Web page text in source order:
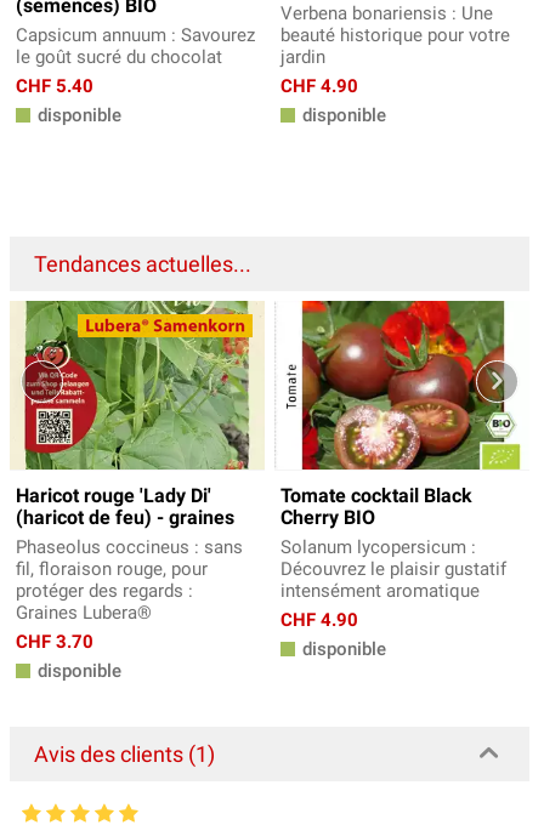
(semences) BIO
Capsicum annuum : Savourez
le goût sucré du chocolat
CHF 5.40
disponible
Verbena bonariensis : Une
beauté historique pour votre
jardin
CHF 4.90
disponible
Tendances actuelles...
Haricot rouge 'Lady Di'
(haricot de feu) - graines
Phaseolus coccineus : sans
fil, floraison rouge, pour
protéger des regards :
Graines Lubera®
CHF 3.70
disponible
Tomate cocktail Black
Cherry BIO
Solanum lycopersicum :
Découvrez le plaisir gustatif
intensément aromatique
CHF 4.90
disponible
Avis des clients (1)